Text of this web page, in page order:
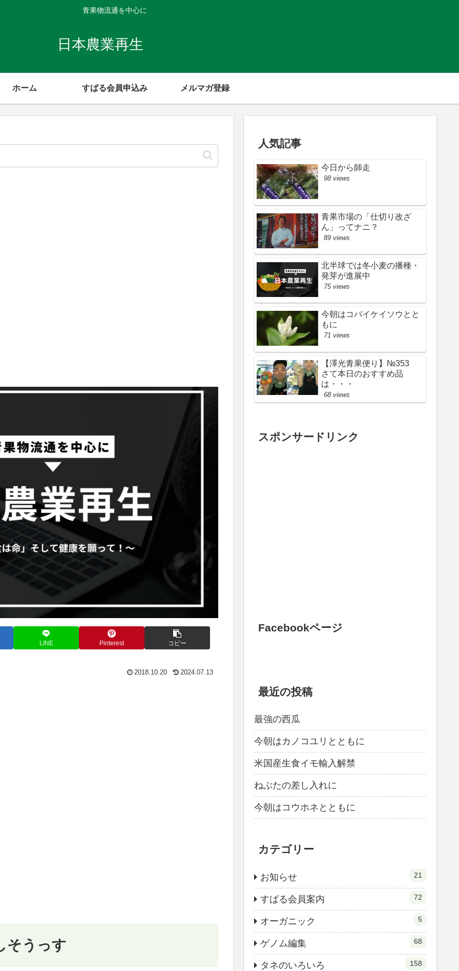
青果物流通を中心に
日本農業再生
ホーム すばる会員申込み メルマガ登録
LINE Pinterest コピー
2018.10.20 2024.07.13
そうっす
人気記事
今日から師走
98 views
青果市場の「仕切り改ざ
ん」ってナニ？
89 views
北半球では冬小麦の播種・
発芽が進展中
75 views
今朝はコバイケイソウとと
もに
71 views
【澤光青果便り】№353
さて本日のおすすめ品
は・・・
68 views
スポンサードリンク
Facebookページ
最近の投稿
最強の西瓜
今朝はカノコユリとともに
米国産生食イモ輸入解禁
ねぶたの差し入れに
今朝はコウホネとともに
カテゴリー
お知らせ 21
すばる会員案内 72
オーガニック 5
ゲノム編集 68
タネのいろいろ 158